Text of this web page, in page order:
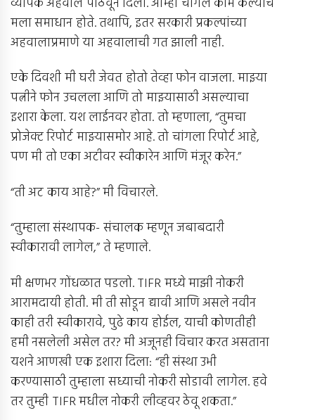
मला समाधान होते. तथापि, इतर सरकारी प्रकल्पांच्या
अहवालाप्रमाणे या अहवालाची गत झाली नाही.
एके दिवशी मी घरी जेवत होतो तेव्हा फोन वाजला. माझ्या
पत्नीने फोन उचलला आणि तो माझ्यासाठी असल्याचा
इशारा केला. यश लाईनवर होता. तो म्हणाला, “तुमचा
प्रोजेक्ट रिपोर्ट माझ्यासमोर आहे. तो चांगला रिपोर्ट आहे,
पण मी तो एका अटीवर स्वीकारेन आणि मंजूर करेन.”
“ती अट काय आहे?” मी विचारले.
“तुम्हाला संस्थापक- संचालक म्हणून जबाबदारी
स्वीकारावी लागेल,” ते म्हणाले.
मी क्षणभर गोंधळात पडलो. TIFR मध्ये माझी नोकरी
आरामदायी होती. मी ती सोडून द्यावी आणि असले नवीन
काही तरी स्वीकारावे, पुढे काय होईल, याची कोणतीही
हमी नसलेली असेल तर? मी अजूनही विचार करत असताना
यशने आणखी एक इशारा दिला: “ही संस्था उभी
करण्यासाठी तुम्हाला सध्याची नोकरी सोडावी लागेल. हवे
तर तुम्ही TIFR मधील नोकरी लीव्हवर ठेवू शकता.”